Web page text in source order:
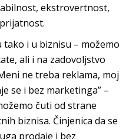
ekstrovertnost,
rijatnost.
i u biznisu – možemo
ali i na zadovoljstvo
ne treba reklama, moj
se i bez marketinga” –
čuti od strane
biznisa. Činjenica da se
prodaje i bez